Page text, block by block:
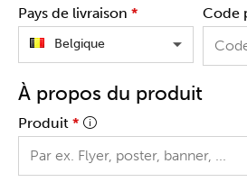
Pays de livraison *
Belgique
Code
À propos du produit
Produit *